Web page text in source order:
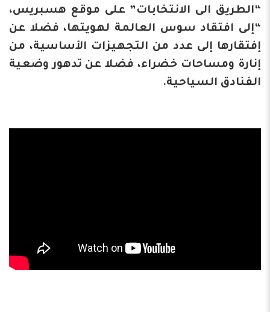
“الطريق الى الانتخابات” على موقع هسبريس،
“إلى افتقاد سوس العالمة لهويتها، فضلا عن
إفتقارها إلى عدد من التجهيزات الأساسية، من
إنارة ومساحات خضراء، فضلا عن تدهور وضعية
الفنادق السياحية.